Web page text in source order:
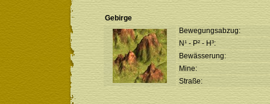
Gebirge
Bewegungsabzug:
N¹ - P² - H³:
Bewässerung:
Mine:
Straße: